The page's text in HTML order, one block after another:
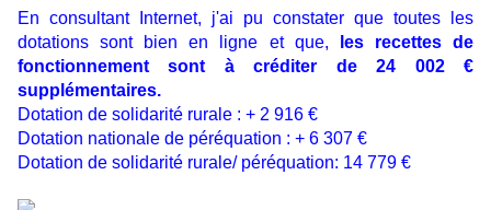
En consultant Internet, j'ai pu constater que toutes les
dotations sont bien en ligne et que,
les recettes de
fonctionnement sont à créditer de 24 002 €
supplémentaires.
Dotation de solidarité rurale : + 2 916 €
Dotation nationale de péréquation : + 6 307 €
Dotation de solidarité rurale/ péréquation: 14 779 €